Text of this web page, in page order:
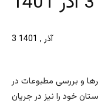
3 آذر , 1401
و بررسی مطبوعات در
خود را نیز در جریان